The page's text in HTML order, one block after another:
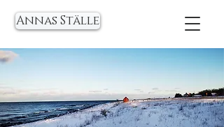
Annas Ställe